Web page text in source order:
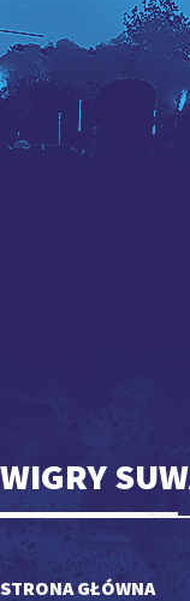
WIGRY
STRONA GŁÓWNA